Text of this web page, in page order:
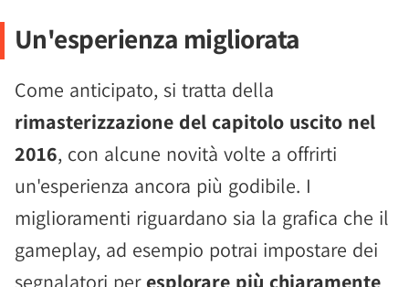
Un'esperienza migliorata
Come anticipato, si tratta della
rimasterizzazione del capitolo uscito nel
2016, con alcune novità volte a offrirti
un'esperienza ancora più godibile. I
miglioramenti riguardano sia la grafica che il
gameplay, ad esempio potrai impostare dei
segnalatori peresplorare più chiaramente